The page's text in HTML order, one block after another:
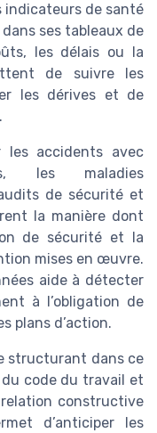
indicateurs de santé
ses tableaux de
les délais ou la
de suivre les
les dérives et de
les accidents avec
les maladies
de sécurité et
la manière dont
de sécurité et la
mises en œuvre.
aide à détecter
à l’obligation de
plans d’action.
structurant dans ce
code du travail et
constructive
d’anticiper les